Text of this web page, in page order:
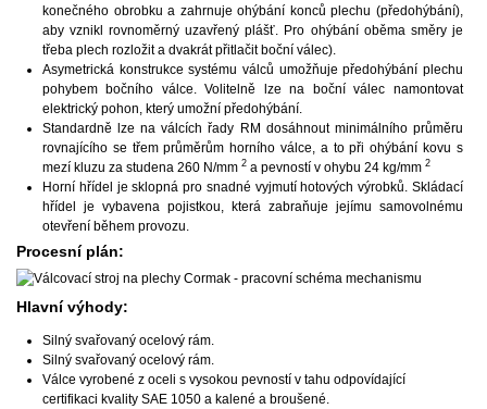
konečného obrobku a zahrnuje ohýbání konců plechu (předohýbání),
aby vznikl rovnoměrný uzavřený plášť. Pro ohýbání oběma směry je
třeba plech rozložit a dvakrát přitlačit boční válec).
Asymetrická konstrukce systému válců umožňuje předohýbání plechu
pohybem bočního válce. Volitelně lze na boční válec namontovat
elektrický pohon, který umožní předohýbání.
Standardně lze na válcích řady RM dosáhnout minimálního průměru
rovnajícího se třem průměrům horního válce, a to při ohýbání kovu s
mezí kluzu za studena 260 N/mm 2 a pevností v ohybu 24 kg/mm 2
Horní hřídel je sklopná pro snadné vyjmutí hotových výrobků. Skládací
hřídel je vybavena pojistkou, která zabraňuje jejímu samovolnému
otevření během provozu.
Procesní plán:
Hlavní výhody:
Silný svařovaný ocelový rám.
Silný svařovaný ocelový rám.
Válce vyrobené z oceli s vysokou pevností v tahu odpovídající
certifikaci kvality SAE 1050 a kalené a broušené.